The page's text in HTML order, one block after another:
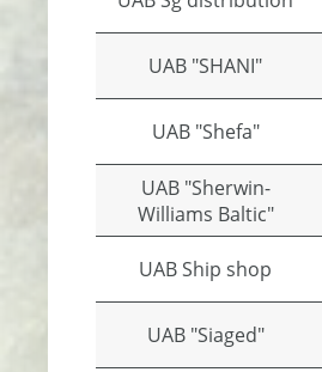
UAB "SHANI"
UAB "Shefa"
UAB "Sherwin-
Williams Baltic"
UAB Ship shop
UAB "Siaged"